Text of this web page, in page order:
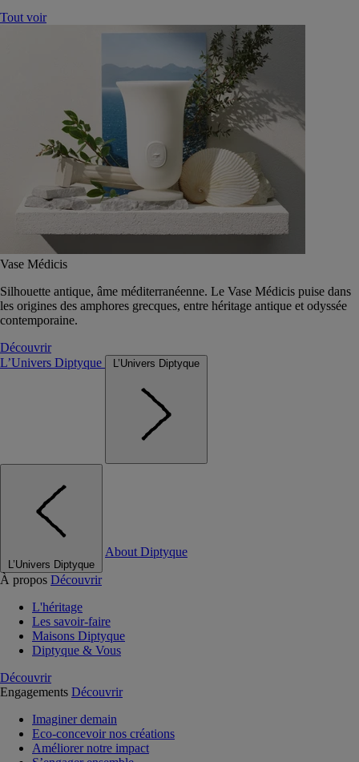
Tout voir
Vase Médicis
Silhouette antique, âme méditerranéenne. Le Vase Médicis puise dans
les origines des amphores grecques, entre héritage antique et odyssée
contemporaine.
Découvrir
L’Univers Diptyque
L’Univers Diptyque
L’Univers Diptyque
About Diptyque
À propos Découvrir
L'héritage
Les savoir-faire
Maisons Diptyque
Diptyque & Vous
Découvrir
Engagements Découvrir
Imaginer demain
Eco-concevoir nos créations
Améliorer notre impact